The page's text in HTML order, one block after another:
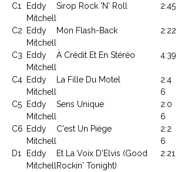
C1
Eddy
Mitchell
Sirop Rock 'N' Roll 2:45
C2
Eddy
Mitchell
Mon Flash-Back 2:22
C3
Eddy
Mitchell
À Crédit Et En Stéréo 4:39
C4 Eddy
Mitchell
La Fille Du Motel
2:4
6
C5
Eddy
Mitchell
Sens Unique
2:0
6
C6 Eddy
Mitchell
C'est Un Piège
2:2
6
D1
Eddy
Mitchell
Et La Voix D'Elvis (Good
Rockin' Tonight)
2:21